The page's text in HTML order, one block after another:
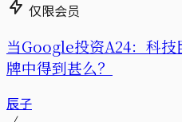
仅限会员
当Google投资A24：科
牌中得到甚么？
辰子